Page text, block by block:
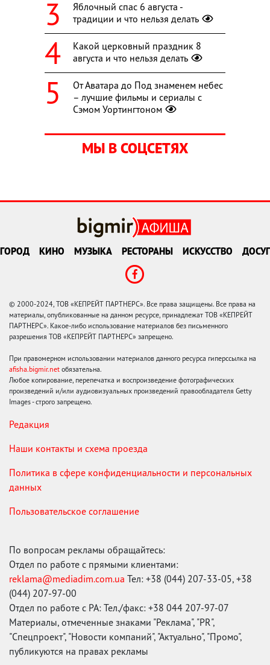
Яблочный спас 6 августа -
традиции и что нельзя делать
Какой церковный праздник 8
августа и что нельзя делать
От Аватара до Под знаменем небес
– лучшие фильмы и сериалы с
Сэмом Уортингтоном
МЫ В СОЦСЕТЯХ
ГОРОД КИНО МУЗЫКА РЕСТОРАНЫ ИСКУССТВО ДОСУГ
© 2000-2024, ТОВ «КЕПРЕЙТ ПАРТНЕРС». Все права защищены. Все права на
материалы, опубликованные на данном ресурсе, принадлежат ТОВ «КЕПРЕЙТ
ПАРТНЕРС». Какое-либо использование материалов без письменного
разрешения ТОВ «КЕПРЕЙТ ПАРТНЕРС» запрещено.
При правомерном использовании материалов данного ресурса гиперссылка на
afisha.bigmir.net обязательна.
Любое копирование, перепечатка и воспроизведение фотографических
произведений и/или аудиовизуальных произведений правообладателя Getty
Images - строго запрещено.
Редакция
Наши контакты и схема проезда
Политика в сфере конфиденциальности и персональных
данных
Пользовательское соглашение
По вопросам рекламы обращайтесь:
Отдел по работе с прямыми клиентами:
reklama@mediadim.com.ua Тел: +38 (044) 207-33-05, +38
(044) 207-97-00
Отдел по работе с РА: Тел./факс: +38 044 207-97-07
Материалы, отмеченные знаками "Реклама", "PR",
"Спецпроект", "Новости компаний", "Актуально", "Промо",
публикуются на правах рекламы